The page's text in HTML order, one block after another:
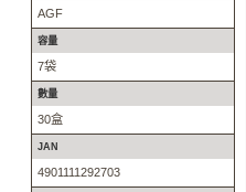
AGF
容量
7袋
數量
30盒
JAN
4901111292703